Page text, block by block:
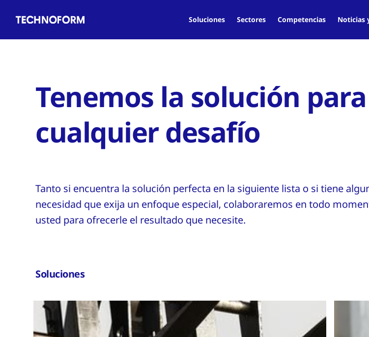
navigation
Soluciones Sectores Competencias Noticias
Tenemos la solución para
cualquier desafío
Tanto si encuentra la solución perfecta en la siguiente lista o si tiene
necesidad que exija un enfoque especial, colaboraremos en todo
usted para ofrecerle el resultado que necesite.
Soluciones